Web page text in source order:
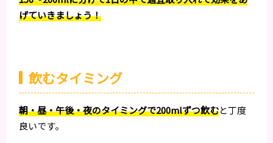
げていきましょう！
飲むタイミング
朝・昼・午後・夜のタイミングで200mlずつ飲むと丁度
良いです。